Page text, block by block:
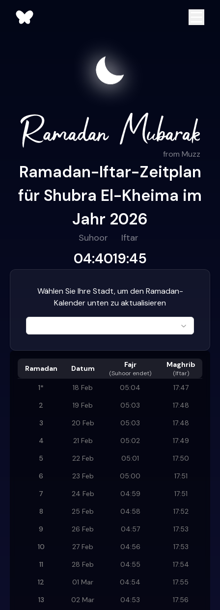
from Muzz
Ramadan-Iftar-Zeitplan
für Shubra El-Kheima im
Jahr 2026
Suhoor
04:40
Iftar
19:45
Wählen Sie Ihre Stadt, um den Ramadan-
Kalender unten zu aktualisieren
Ramadan Datum Fajr
(Suhoor endet)
Maghrib
(Iftar)
1* 18 Feb 05:04
17:47
2
19 Feb 05:03
17:48
3
20 Feb 05:03
17:48
4
21 Feb 05:02
17:49
5
22 Feb 05:01
17:50
6
23 Feb 05:00
17:51
7
24 Feb 04:59
17:51
8
25 Feb 04:58
17:52
9
26 Feb 04:57
17:53
10
27 Feb 04:56
17:53
11
28 Feb 04:55
17:54
12
01 Mar 04:54
17:55
13
02 Mar 04:53
17:56